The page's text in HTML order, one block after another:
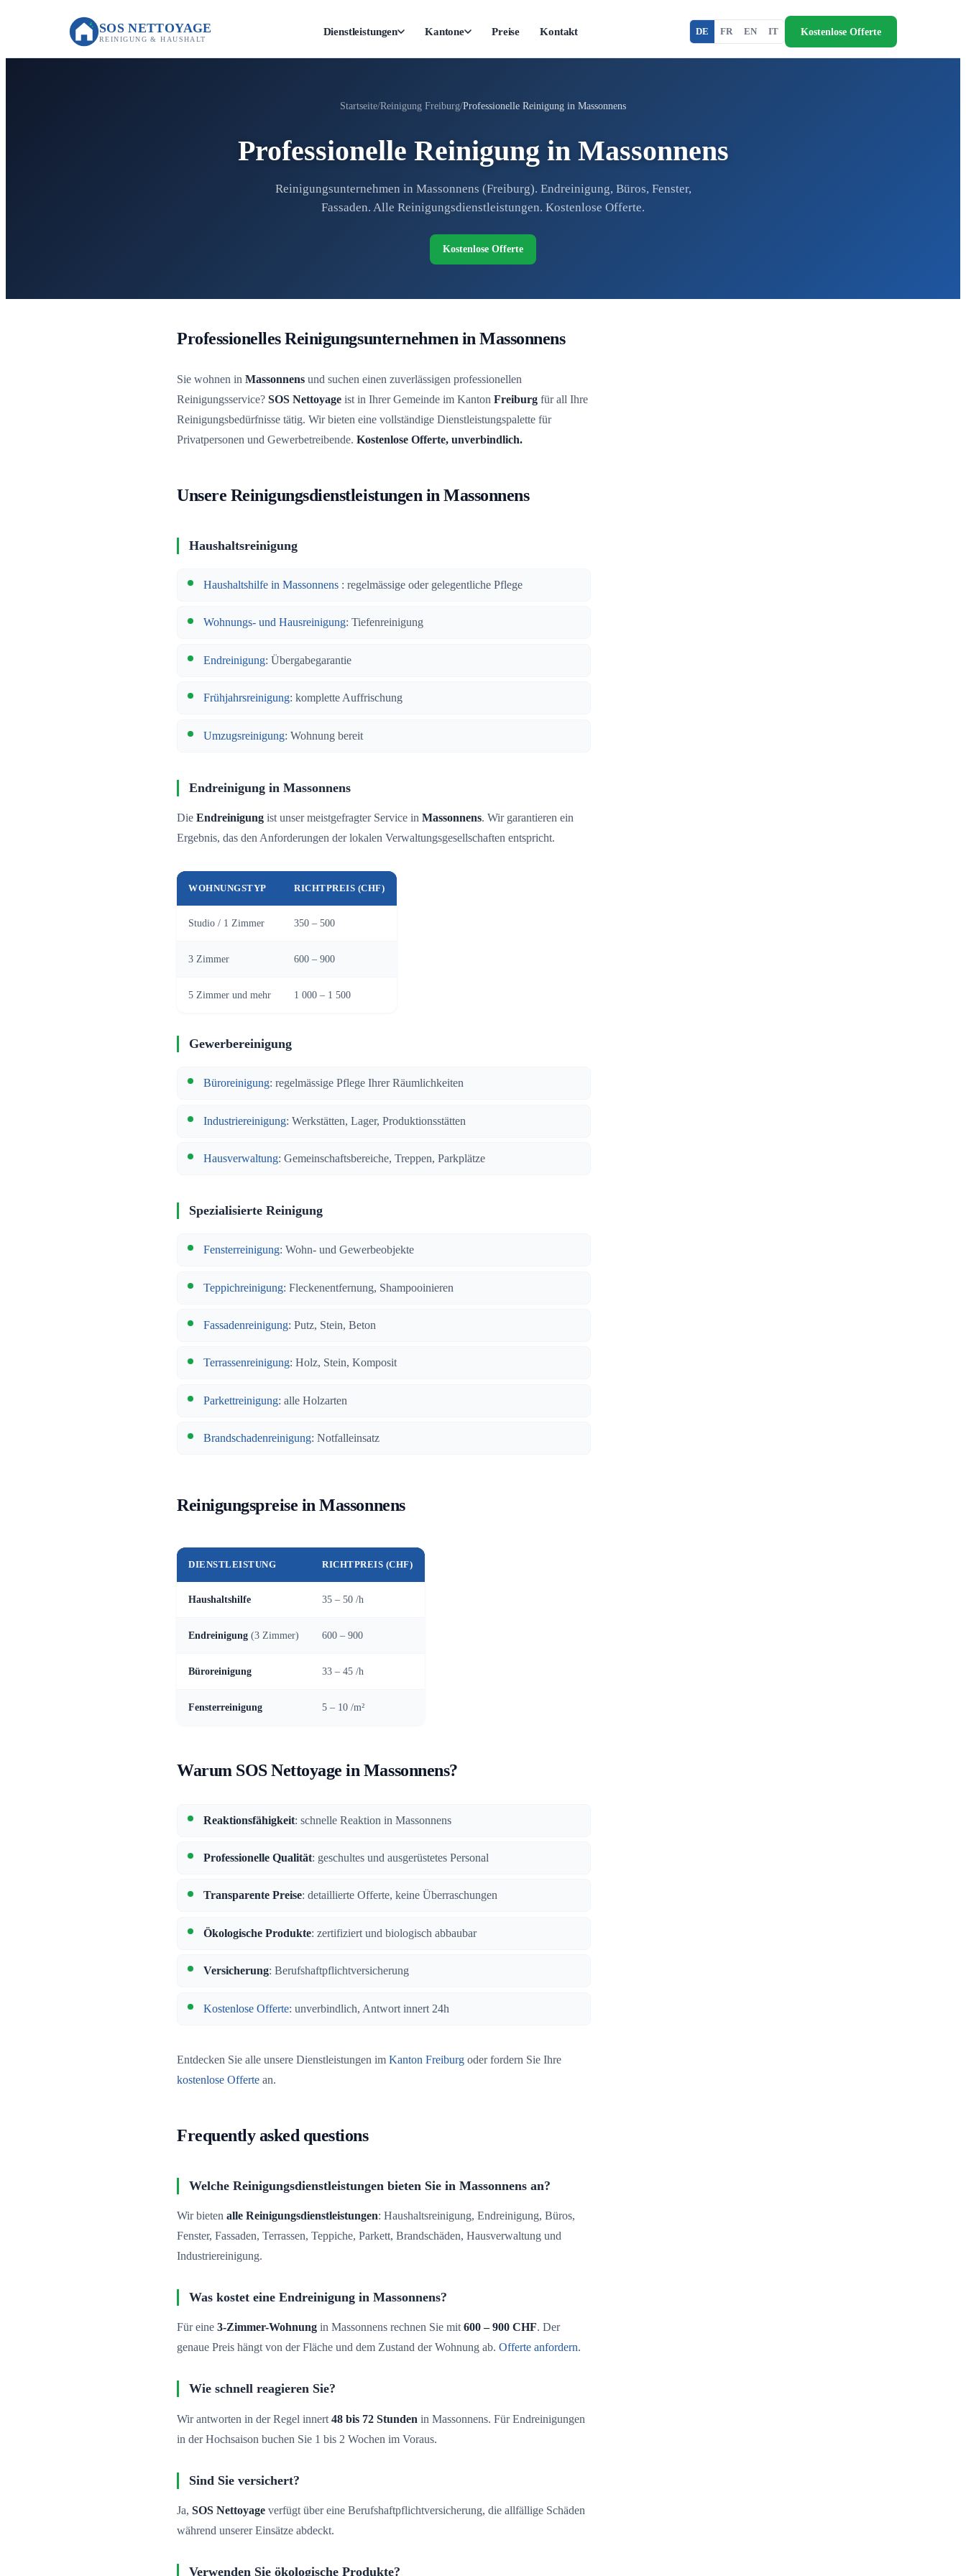
SOS NETTOYAGE
REINIGUNG & HAUSHALT
Dienstleistungen Kantone Preise Kontakt DE FR EN IT Kostenlose Offerte
Startseite Reinigung Freiburg Professionelle Reinigung in Massonnens
Professionelle Reinigung in Massonnens
Reinigungsunternehmen in Massonnens (Freiburg). Endreinigung, Büros, Fenster,
Fassaden. Alle Reinigungsdienstleistungen. Kostenlose Offerte.
Kostenlose Offerte
Professionelles Reinigungsunternehmen in Massonnens
Sie wohnen in Massonnens und suchen einen zuverlässigen professionellen
Reinigungsservice? SOS Nettoyage ist in Ihrer Gemeinde im Kanton Freiburg für all Ihre
Reinigungsbedürfnisse tätig. Wir bieten eine vollständige Dienstleistungspalette für
Privatpersonen und Gewerbetreibende. Kostenlose Offerte, unverbindlich.
Unsere Reinigungsdienstleistungen in Massonnens
Haushaltsreinigung
Haushaltshilfe in Massonnens : regelmässige oder gelegentliche Pflege
Wohnungs- und Hausreinigung: Tiefenreinigung
Endreinigung: Übergabegarantie
Frühjahrsreinigung: komplette Auffrischung
Umzugsreinigung: Wohnung bereit
Endreinigung in Massonnens
Die Endreinigung ist unser meistgefragter Service in Massonnens. Wir garantieren ein
Ergebnis, das den Anforderungen der lokalen Verwaltungsgesellschaften entspricht.
WOHNUNGSTYP RICHTPREIS (CHF)
Studio / 1 Zimmer 350 – 500
3 Zimmer 600 – 900
5 Zimmer und mehr 1 000 – 1 500
Gewerbereinigung
Büroreinigung: regelmässige Pflege Ihrer Räumlichkeiten
Industriereinigung: Werkstätten, Lager, Produktionsstätten
Hausverwaltung: Gemeinschaftsbereiche, Treppen, Parkplätze
Spezialisierte Reinigung
Fensterreinigung: Wohn- und Gewerbeobjekte
Teppichreinigung: Fleckenentfernung, Shampooinieren
Fassadenreinigung: Putz, Stein, Beton
Terrassenreinigung: Holz, Stein, Komposit
Parkettreinigung: alle Holzarten
Brandschadenreinigung: Notfalleinsatz
Reinigungspreise in Massonnens
DIENSTLEISTUNG RICHTPREIS (CHF)
Haushaltshilfe 35 – 50 /h
Endreinigung (3 Zimmer) 600 – 900
Büroreinigung 33 – 45 /h
Fensterreinigung 5 – 10 /m²
Warum SOS Nettoyage in Massonnens?
Reaktionsfähigkeit: schnelle Reaktion in Massonnens
Professionelle Qualität: geschultes und ausgerüstetes Personal
Transparente Preise: detaillierte Offerte, keine Überraschungen
Ökologische Produkte: zertifiziert und biologisch abbaubar
Versicherung: Berufshaftpflichtversicherung
Kostenlose Offerte: unverbindlich, Antwort innert 24h
Entdecken Sie alle unsere Dienstleistungen im Kanton Freiburg oder fordern Sie Ihre
kostenlose Offerte an.
Frequently asked questions
Welche Reinigungsdienstleistungen bieten Sie in Massonnens an?
Wir bieten alle Reinigungsdienstleistungen: Haushaltsreinigung, Endreinigung, Büros,
Fenster, Fassaden, Terrassen, Teppiche, Parkett, Brandschäden, Hausverwaltung und
Industriereinigung.
Was kostet eine Endreinigung in Massonnens?
Für eine 3-Zimmer-Wohnung in Massonnens rechnen Sie mit600 – 900 CHF. Der
genaue Preis hängt von der Fläche und dem Zustand der Wohnung ab. Offerte anfordern.
Wie schnell reagieren Sie?
Wir antworten in der Regel innert 48 bis 72 Stunden in Massonnens. Für Endreinigungen
in der Hochsaison buchen Sie 1 bis 2 Wochen im Voraus.
Sind Sie versichert?
Ja, SOS Nettoyage verfügt über eine Berufshaftpflichtversicherung, die allfällige Schäden
während unserer Einsätze abdeckt.
Verwenden Sie ökologische Produkte?